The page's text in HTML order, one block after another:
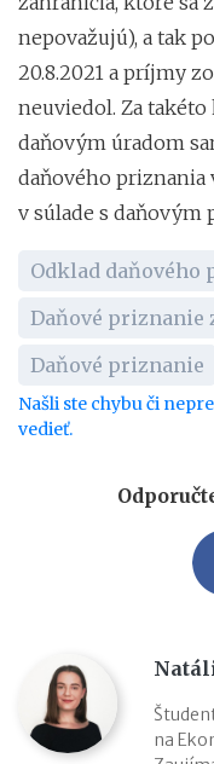
nepovažujú), a tak
20.8.2021 a príjmy
neuviedol. Za
daňovým úradom
daňového priznania
v súlade s daňovým
Odklad daňového
Daňové priznanie
Daňové priznanie
Našli ste chybu či
vedieť.
na